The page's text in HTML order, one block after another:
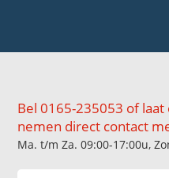
Bel 0165-235053 of
nemen direct contact
Ma. t/m Za. 09:00-17:00u,